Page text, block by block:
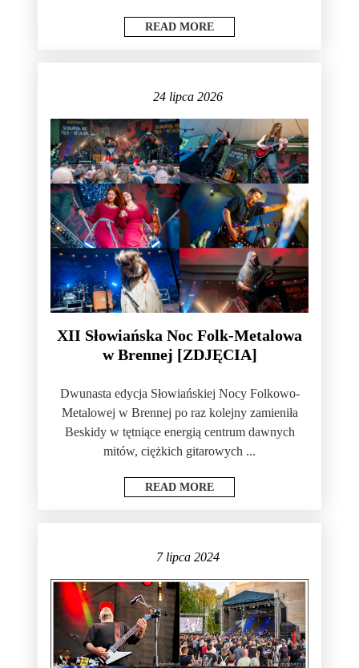
READ MORE
24 lipca 2026
XII Słowiańska Noc Folk-Metalowa
w Brennej [ZDJĘCIA]
Dwunasta edycja Słowiańskiej Nocy Folkowo-
Metalowej w Brennej po raz kolejny zamieniła
Beskidy w tętniące energią centrum dawnych
mitów, ciężkich gitarowych ...
READ MORE
7 lipca 2024